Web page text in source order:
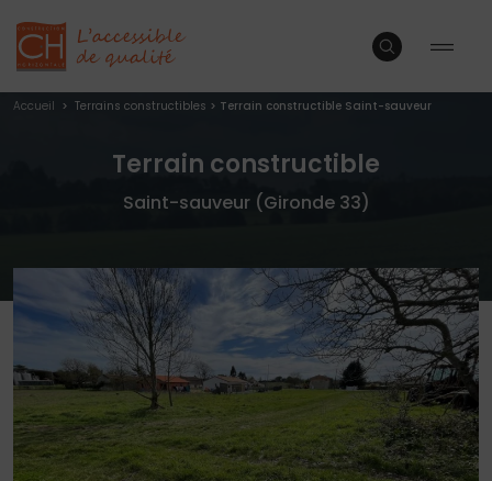
Accueil > Terrains constructibles > Terrain constructible Saint-sauveur
Terrain constructible
Saint-sauveur (Gironde 33)